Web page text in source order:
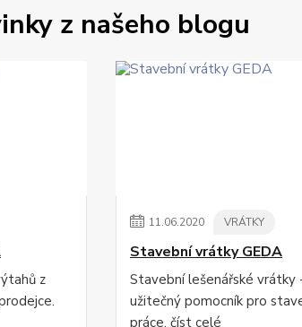
z našeho blogu
z
11.06.2020 VRÁTKY
Stavební vrátky GEDA
Stavební lešenářské vrátky
užitečný pomocník pro
práce. číst celé